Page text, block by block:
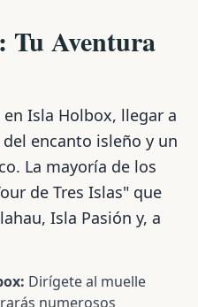
Tu Aventura
Isla Holbox, llegar a
encanto isleño y un
La mayoría de los
de Tres Islas" que
Isla Pasión y, a
Dirígete al muelle
numerosos